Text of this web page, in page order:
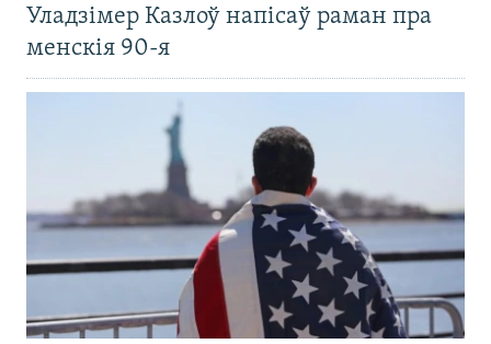
Уладзімер Казлоў напісаў раман пра
менскія 90-я